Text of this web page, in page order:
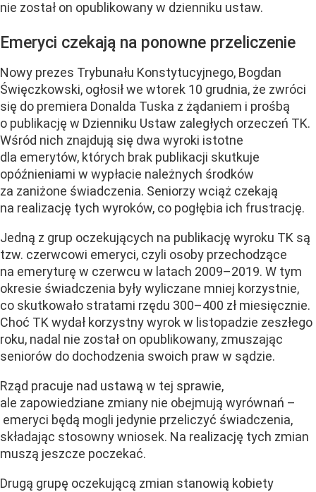
nie został on opublikowany w dzienniku ustaw.
Emeryci czekają na ponowne przeliczenie
Nowy prezes Trybunału Konstytucyjnego, Bogdan
Święczkowski, ogłosił we wtorek 10 grudnia, że zwróci
się do premiera Donalda Tuska z żądaniem i prośbą
o publikację w Dzienniku Ustaw zaległych orzeczeń TK.
Wśród nich znajdują się dwa wyroki istotne
dla emerytów, których brak publikacji skutkuje
opóźnieniami w wypłacie należnych środków
za zaniżone świadczenia. Seniorzy wciąż czekają
na realizację tych wyroków, co pogłębia ich frustrację.
Jedną z grup oczekujących na publikację wyroku TK są
tzw. czerwcowi emeryci, czyli osoby przechodzące
na emeryturę w czerwcu w latach 2009–2019. W tym
okresie świadczenia były wyliczane mniej korzystnie,
co skutkowało stratami rzędu 300–400 zł miesięcznie.
Choć TK wydał korzystny wyrok w listopadzie zeszłego
roku, nadal nie został on opublikowany, zmuszając
seniorów do dochodzenia swoich praw w sądzie.
Rząd pracuje nad ustawą w tej sprawie,
ale zapowiedziane zmiany nie obejmują wyrównań –
emeryci będą mogli jedynie przeliczyć świadczenia,
składając stosowny wniosek. Na realizację tych zmian
muszą jeszcze poczekać.
Drugą grupę oczekującą zmian stanowią kobiety